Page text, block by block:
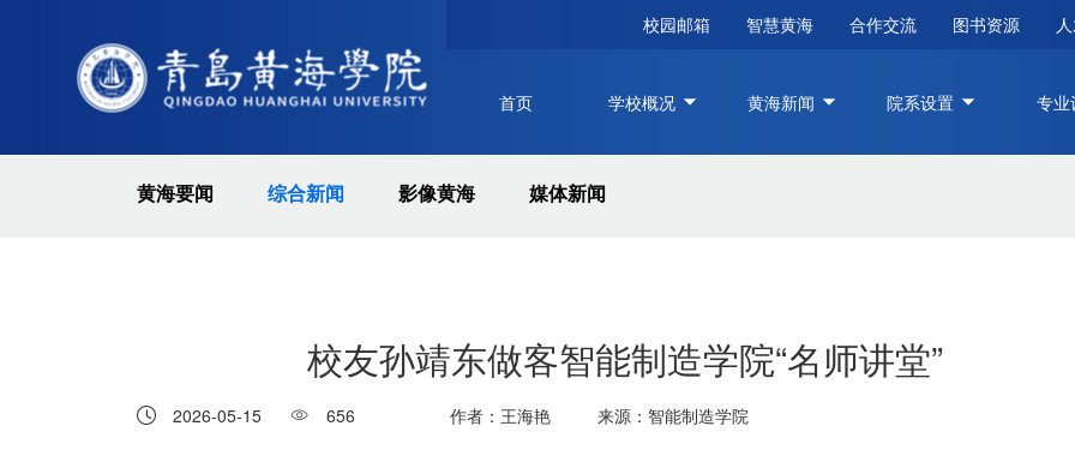
校园邮箱 智慧黄海 合作交流 图书资源
首页 学校概况 黄海新闻 院系设置 专业
黄海要闻 综合新闻 影像黄海 媒体新闻
校友孙靖东做客智能制造学院“名师讲堂”
2026-05-15 656 作者：王海艳 来源：智能制造学院